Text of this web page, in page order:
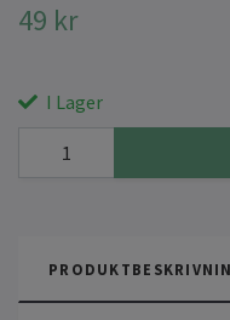
49 kr
I Lager